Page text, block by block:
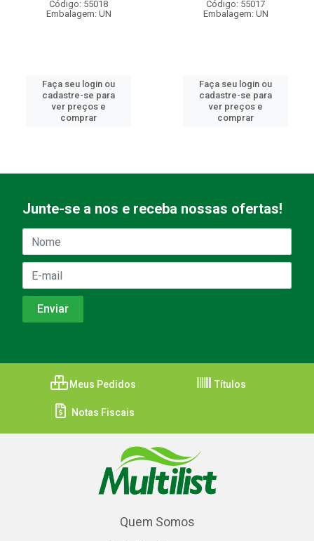
Código: 55018
Embalagem: UN
Faça seu login ou
cadastre-se para
ver preços e
comprar
Código: 55017
Embalagem: UN
Faça seu login ou
cadastre-se para
ver preços e
comprar
Junte-se a nos e receba nossas ofertas!
Meus Pedidos Títulos
Notas Fiscais
Quem Somos